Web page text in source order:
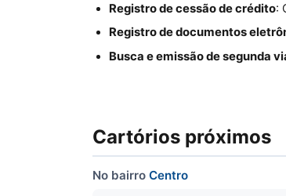
Registro de cessão de crédito:
Registro de documentos
Busca e emissão de segunda
Cartórios próximos
No bairro Centro